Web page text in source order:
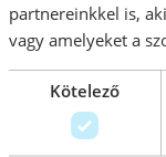
Jika Talas
csaptelep
partnereinkkel is,
vagy amelyeket a
Kötelező